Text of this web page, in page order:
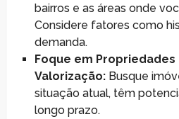
bairros e as áreas onde
Considere fatores como
demanda.
Foque em
Valorização:Busque
situação atual, têm
longo prazo.